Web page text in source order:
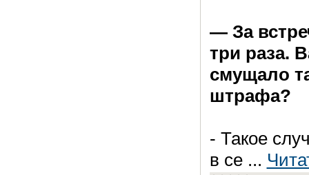
— За
три раза.
смущало
штрафа?
- Такое
в се ...